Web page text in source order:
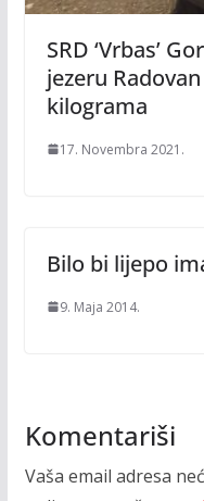
SRD ‘Vrbas’
jezeru
kilograma
17. Novembra 2021.
Bilo bi lijepo
9. Maja 2014.
Komentariši
Vaša email adresa